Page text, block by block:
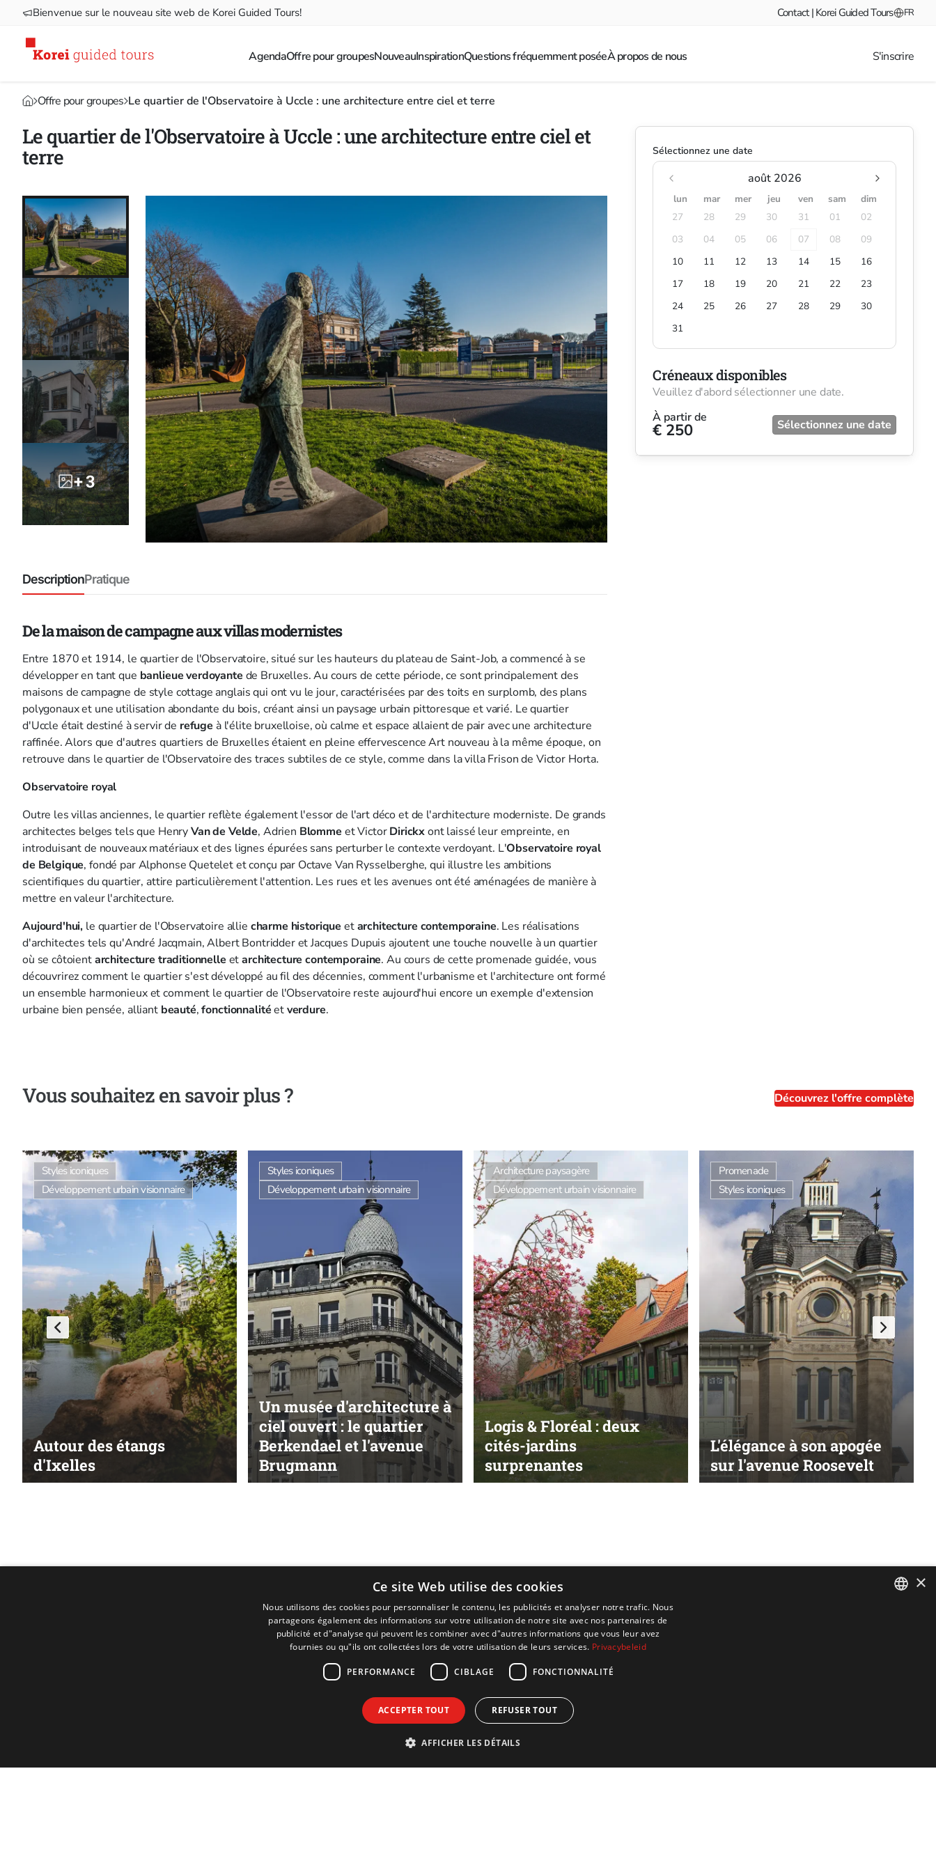
Bienvenue sur le nouveau site web de Korei Guided Tours! Contact | Korei Guided Tours FR
AgendaOffre pour groupesNouveauInspirationQuestions fréquemment poséeÀ propos de nous S'inscrire
Offre pour groupes Le quartier de l'Observatoire à Uccle : une architecture entre ciel et terre
Le quartier de l'Observatoire à Uccle : une architecture entre ciel et
terre
+ 3
DescriptionPratique
De la maison de campagne aux villas modernistes
Entre 1870 et 1914, le quartier de l'Observatoire, situé sur les hauteurs du plateau de Saint-Job, a commencé à se
développer en tant que banlieueverdoyante de Bruxelles. Au cours de cette période, ce sont principalement des
maisons de campagne de style cottage anglais qui ont vu le jour, caractérisées par des toits en surplomb, des plans
polygonaux et une utilisation abondante du bois, créant ainsi un paysage urbain pittoresque et varié. Le quartier
d'Uccle était destiné à servir de refuge à l'élite bruxelloise, où calme et espace allaient de pair avec une architecture
raffinée. Alors que d'autres quartiers de Bruxelles étaient en pleine effervescence Art nouveau à la même époque, on
retrouve dans le quartier de l'Observatoire des traces subtiles de ce style, comme dans la villa Frison de Victor Horta.
Observatoire royal
Outre les villas anciennes, le quartier reflète également l'essor de l'art déco et de l'architecture moderniste. De grands
architectes belges tels que HenryVan de Velde, Adrien Blomme et VictorDirickxont laissé leur empreinte, en
introduisant de nouveaux matériaux et des lignes épurées sans perturber le contexte verdoyant. L'Observatoire royal
de Belgique, fondé par Alphonse Quetelet et conçu par Octave Van Rysselberghe, qui illustre les ambitions
scientifiques du quartier, attire particulièrement l'attention. Les rues et les avenues ont été aménagées de manière à
mettre en valeur l'architecture.
Aujourd'hui, le quartier de l'Observatoire allie charme historique etarchitecture contemporaine. Les réalisations
d'architectes tels qu'André Jacqmain, Albert Bontridder et Jacques Dupuis ajoutent une touche nouvelle à un quartier
où se côtoientarchitecture traditionnelle etarchitecture contemporaine. Au cours de cette promenade guidée, vous
découvrirez comment le quartier s'est développé au fil des décennies, comment l'urbanisme et l'architecture ont formé
un ensemble harmonieux et comment le quartier de l'Observatoire reste aujourd'hui encore un exemple d'extension
urbaine bien pensée, alliant beauté,fonctionnalitéetverdure.
Sélectionnez une date
août 2026
lun mar mer jeu ven sam
dim
27
28 29 30 31 01
02
03
04 05 06 07 08
09
10
11 12 13 14 15
16
17
18 19 20 21 22
23
24
25 26 27 28 29
30
31
Créneaux disponibles
Veuillez d'abord sélectionner une date.
À partir de
€ 250 Sélectionnez une date
Vous souhaitez en savoir plus ? Découvrez l'offre complète
Styles iconiques
Développement urbain visionnaire
Autour des étangs
d'Ixelles
Styles iconiques
Développement urbain visionnaire
Un musée d'architecture à
ciel ouvert : le quartier
Berkendael et l'avenue
Brugmann
Architecture paysagère
Développement urbain visionnaire
Logis & Floréal : deux
cités-jardins
surprenantes
Promenade
Styles iconiques
L'élégance à son apogée
sur l'avenue Roosevelt
×
Ce site Web utilise des cookies
Nous utilisons des cookies pour personnaliser le contenu, les publicités et analyser notre trafic. Nous
partageons également des informations sur votre utilisation de notre site avec nos partenaires de
publicité et d"analyse qui peuvent les combiner avec d"autres informations que vous leur avez
fournies ou qu"ils ont collectées lors de votre utilisation de leurs services. Privacybeleid
PERFORMANCE CIBLAGE FONCTIONNALITÉ
ACCEPTER TOUT REFUSER TOUT
AFFICHER LES DÉTAILS